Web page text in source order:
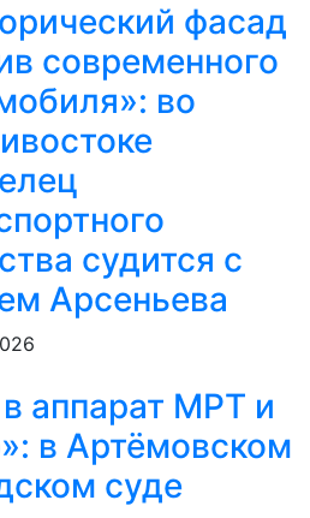
фасад
современного
во
судится с
Арсеньева
аппарат МРТ и
в Артёмовском
суде